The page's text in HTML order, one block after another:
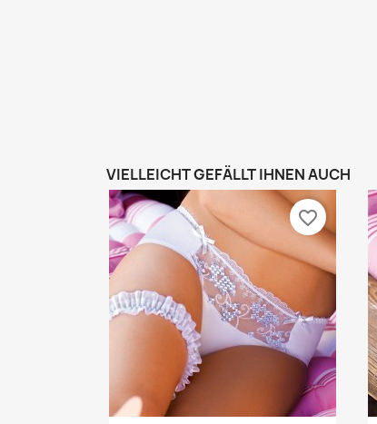
VIELLEICHT GEFÄLLT IHNEN AUCH
favorite_border